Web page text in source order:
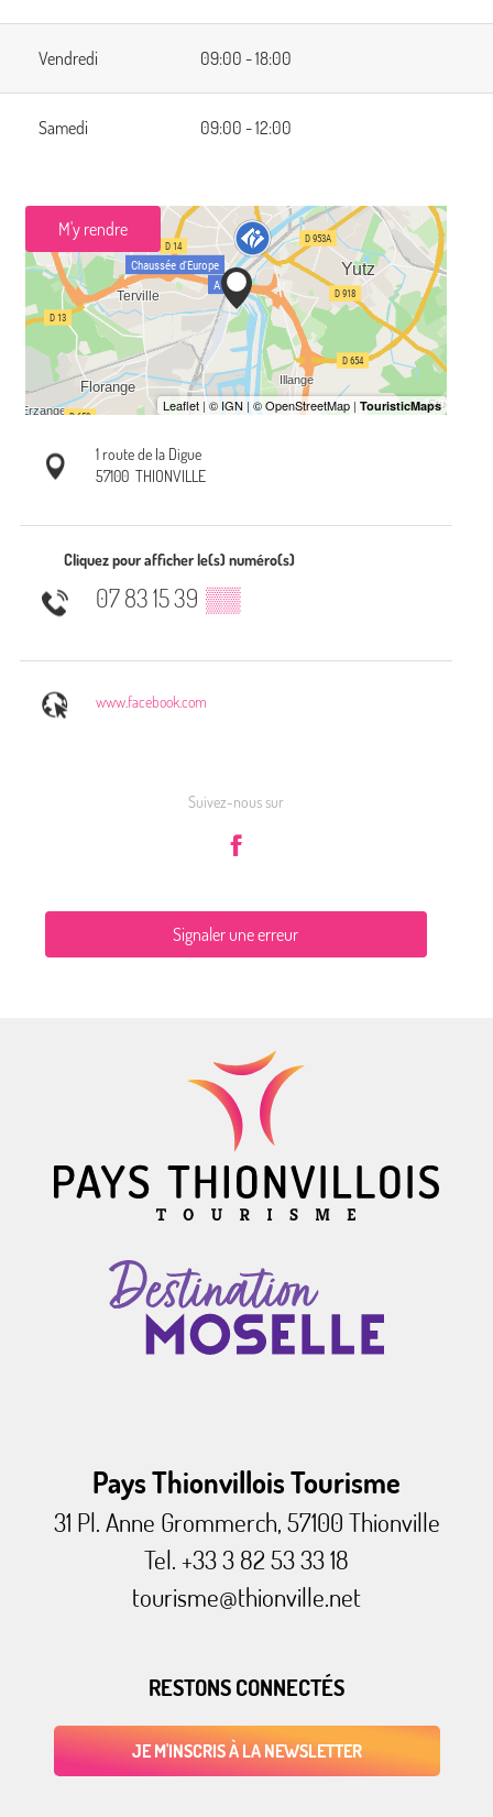
Vendredi 09:00 - 18:00
Samedi 09:00 - 12:00
M'y rendre
1 route de la Digue
57100 THIONVILLE
Cliquez pour afficher le(s) numéro(s)
07 83 15 39 ▒▒
www.facebook.com
Suivez-nous sur
Signaler une erreur
Pays Thionvillois Tourisme
31 Pl. Anne Grommerch, 57100 Thionville
Tel. +33 3 82 53 33 18
tourisme@thionville.net
RESTONS CONNECTÉS
JE M'INSCRIS À LA NEWSLETTER